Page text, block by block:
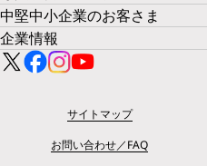
中堅中小企業のお客さま
企業情報
サイトマップ
お問い合わせ／FAQ